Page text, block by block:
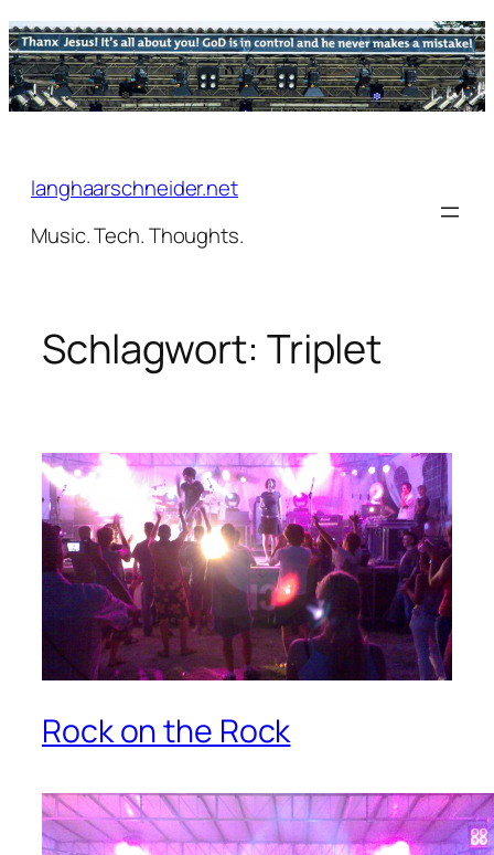
Zum
Inhalt
springen
langhaarschneider.net
Music. Tech. Thoughts.
Schlagwort: Triplet
Rock on the Rock